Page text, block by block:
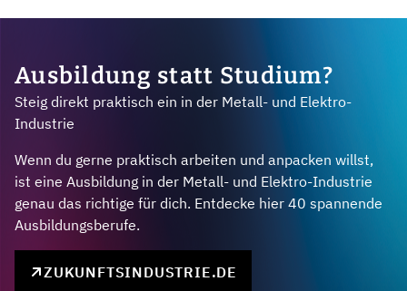
Ausbildung statt Studium?
Steig direkt praktisch ein in der Metall- und Elektro-
Industrie
Wenn du gerne praktisch arbeiten und anpacken willst,
ist eine Ausbildung in der Metall- und Elektro-Industrie
genau das richtige für dich. Entdecke hier 40 spannende
Ausbildungsberufe.
ZUKUNFTSINDUSTRIE.DE